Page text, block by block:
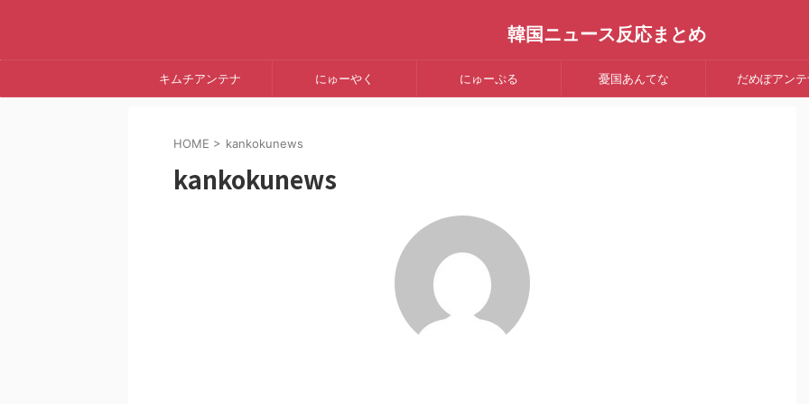
韓国ニュース反応まとめ
キムチアンテナ にゅーやく にゅーぷる 憂国あんてな だめぽアンテ
HOME > kankokunews
kankokunews